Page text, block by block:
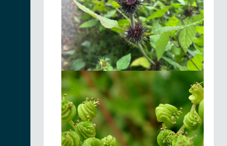
18/06/2026
Fiche espèce
Piloselle orangée |
Pilosella aurantiaca
18/06/2026
Fiche espèce
Platanthère à fleurs
verdâtres |
Platanthera
chlorantha
18/06/2026
Anémone à fleurs